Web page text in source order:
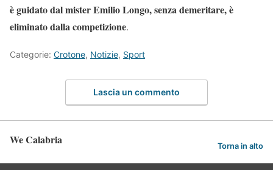
è guidato dal mister Emilio Longo, senza demeritare, è
eliminato dalla competizione.
Categorie: Crotone, Notizie, Sport
Lascia un commento
We Calabria Torna in alto